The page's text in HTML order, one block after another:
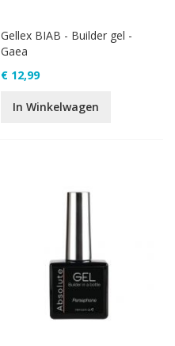
Gellex BIAB - Builder gel -
Gaea
€ 12,99
In Winkelwagen